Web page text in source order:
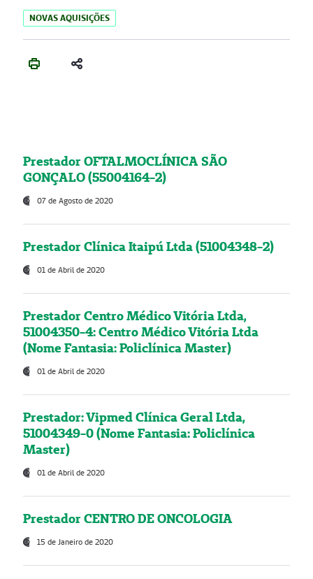
NOVAS AQUISIÇÕES
Prestador OFTALMOCLÍNICA SÃO
GONÇALO (55004164-2)
07 de Agosto de 2020
Prestador Clínica Itaipú Ltda (51004348-2)
01 de Abril de 2020
Prestador Centro Médico Vitória Ltda,
51004350-4: Centro Médico Vitória Ltda
(Nome Fantasia: Policlínica Master)
01 de Abril de 2020
Prestador: Vipmed Clínica Geral Ltda,
51004349-0 (Nome Fantasia: Policlínica
Master)
01 de Abril de 2020
Prestador CENTRO DE ONCOLOGIA
15 de Janeiro de 2020